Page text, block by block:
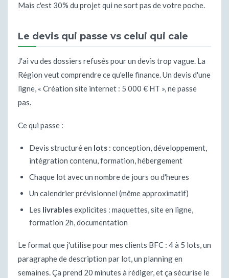
Mais c'est 30% du projet qui ne sort pas de votre poche.
Le devis qui passe vs celui qui cale
J'ai vu des dossiers refusés pour un devis trop vague. La
Région veut comprendre ce qu'elle finance. Un devis d'une
ligne, « Création site internet : 5 000 € HT », ne passe
pas.
Ce qui passe :
Devis structuré en lots : conception, développement,
intégration contenu, formation, hébergement
Chaque lot avec un nombre de jours ou d'heures
Un calendrier prévisionnel (même approximatif)
Les livrablesexplicites : maquettes, site en ligne,
formation 2h, documentation
Le format que j'utilise pour mes clients BFC : 4 à 5 lots, un
paragraphe de description par lot, un planning en
semaines. Ça prend 20 minutes à rédiger, et ça sécurise le